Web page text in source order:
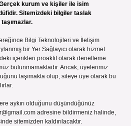
kurum ve kişiler ile isim
Sitemizdeki bilgiler taslak
Bilgi Teknolojileri ve İletişim
bir Yer Sağlayıcı olarak hizmet
içerikleri proaktif olarak denetleme
bulunmamaktadır. Ancak, üyelerimiz
taşımakta olup, siteye üye olarak bu
aykırı olduğunu düşündüğünüz
adresine bildirmeniz halinde,
sitemizden kaldırılacaktır.